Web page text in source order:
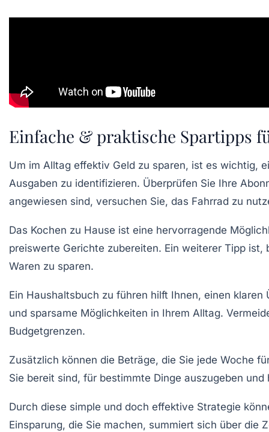
Einfache & praktische Spartipps
Um im Alltag effektiv Geld zu sparen, ist es wichtig,
Ausgaben zu identifizieren. Überprüfen Sie Ihre
angewiesen sind, versuchen Sie, das Fahrrad zu
Das Kochen zu Hause ist eine hervorragende
preiswerte Gerichte zubereiten. Ein weiterer Tipp ist,
Waren zu sparen.
Ein Haushaltsbuch zu führen hilft Ihnen, einen
und sparsame Möglichkeiten in Ihrem Alltag.
Budgetgrenzen.
Zusätzlich können die Beträge, die Sie jede Woche
Sie bereit sind, für bestimmte Dinge auszugeben
Durch diese simple und doch effektive Strategie
Einsparung, die Sie machen, summiert sich über die